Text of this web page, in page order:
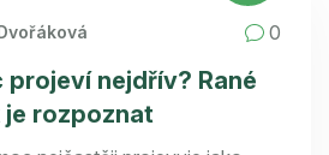
0
projeví nejdřív? Rané
je rozpoznat